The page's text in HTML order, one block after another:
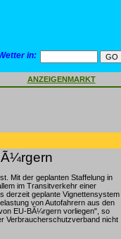
in:
ANZEIGENMARKT
Mit der geplanten Staffelung in
im Transitverkehr einer
derzeit geplante Vignettensystem
von Autofahrern aus den
EU-BÃ¼rgern vorliegen", so
Verbraucherschutzverband nicht